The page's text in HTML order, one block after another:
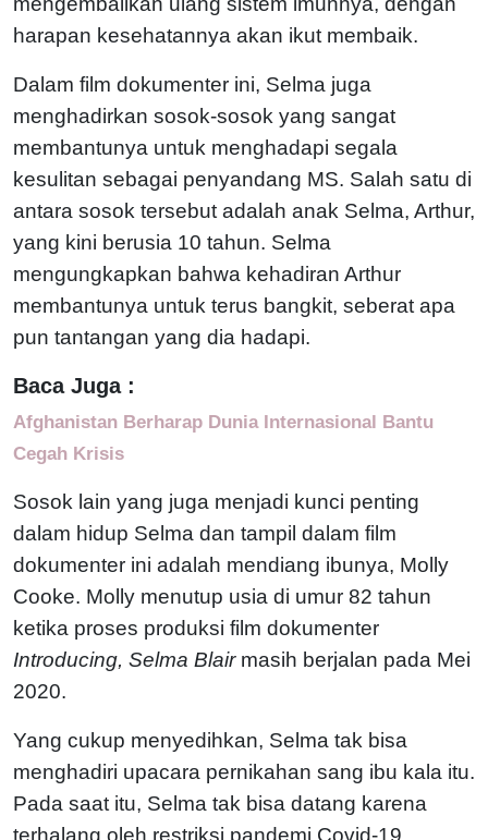
harapan kesehatannya akan ikut membaik.
Dalam film dokumenter ini, Selma juga
menghadirkan sosok-sosok yang sangat
membantunya untuk menghadapi segala
kesulitan sebagai penyandang MS. Salah satu di
antara sosok tersebut adalah anak Selma, Arthur,
yang kini berusia 10 tahun. Selma
mengungkapkan bahwa kehadiran Arthur
membantunya untuk terus bangkit, seberat apa
pun tantangan yang dia hadapi.
Baca Juga :
Afghanistan Berharap Dunia Internasional Bantu
Cegah Krisis
Sosok lain yang juga menjadi kunci penting
dalam hidup Selma dan tampil dalam film
dokumenter ini adalah mendiang ibunya, Molly
Cooke. Molly menutup usia di umur 82 tahun
ketika proses produksi film dokumenter
Introducing, Selma Blairmasih berjalan pada Mei
2020.
Yang cukup menyedihkan, Selma tak bisa
menghadiri upacara pernikahan sang ibu kala itu.
Pada saat itu, Selma tak bisa datang karena
terhalang oleh restriksi pandemi Covid-19.